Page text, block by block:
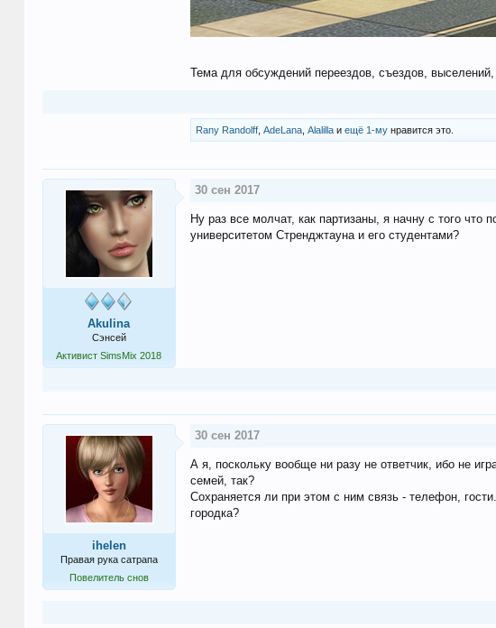
Тема для обсуждений переездов, съездов,
Rany Randolff, AdeLana, Alalillaи ещё 1-мунравится это.
Akulina
Сэнсей
Активист SimsMix 2018
30 сен 2017
Ну раз все молчат, как партизаны, я начну с того
университетом Стренджтауна и его студентами?
ihelen
Правая рука сатрапа
Повелитель снов
30 сен 2017
А я, поскольку вообще ни разу не ответчик, ибо не
семей, так?
Сохраняется ли при этом с ним связь - телефон,
городка?